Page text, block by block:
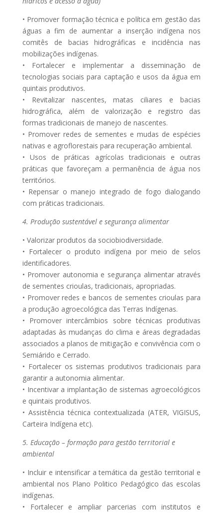
• Promover formação técnica e política em gestão das
águas a fim de aumentar a inserção indígena nos
comitês de bacias hidrográficas e incidência nas
mobilizações indígenas.
• Fortalecer e implementar a disseminação de
tecnologias sociais para captação e usos da água em
quintais produtivos.
• Revitalizar nascentes, matas ciliares e bacias
hidrográfica, além de valorização e registro das
formas tradicionais de manejo de nascentes.
• Promover redes de sementes e mudas de espécies
nativas e agroflorestais para recuperação ambiental.
• Usos de práticas agrícolas tradicionais e outras
práticas que favoreçam a permanência de água nos
territórios.
• Repensar o manejo integrado de fogo dialogando
com práticas tradicionais.
4. Produção sustentável e segurança alimentar
• Valorizar produtos da sociobiodiversidade.
• Fortalecer o produto indígena por meio de selos
identificadores.
• Promover autonomia e segurança alimentar através
de sementes crioulas, tradicionais, apropriadas.
• Promover redes e bancos de sementes crioulas para
a produção agroecológica das Terras Indígenas.
• Promover intercâmbios sobre técnicas produtivas
adaptadas às mudanças do clima e áreas degradadas
associados a planos de mitigação e convivência com o
Semiárido e Cerrado.
• Fortalecer os sistemas produtivos tradicionais para
garantir a autonomia alimentar.
• Incentivar a implantação de sistemas agroecológicos
e quintais produtivos.
• Assistência técnica contextualizada (ATER, VIGISUS,
Carteira Indígena etc).
5. Educação – formação para gestão territorial e
ambiental
• Incluir e intensificar a temática da gestão territorial e
ambiental nos Plano Politico Pedagógico das escolas
indígenas.
• Fortalecer e ampliar parcerias com institutos e